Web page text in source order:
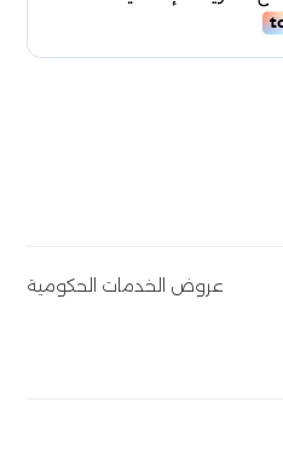
عروض الخدمات الحكومية